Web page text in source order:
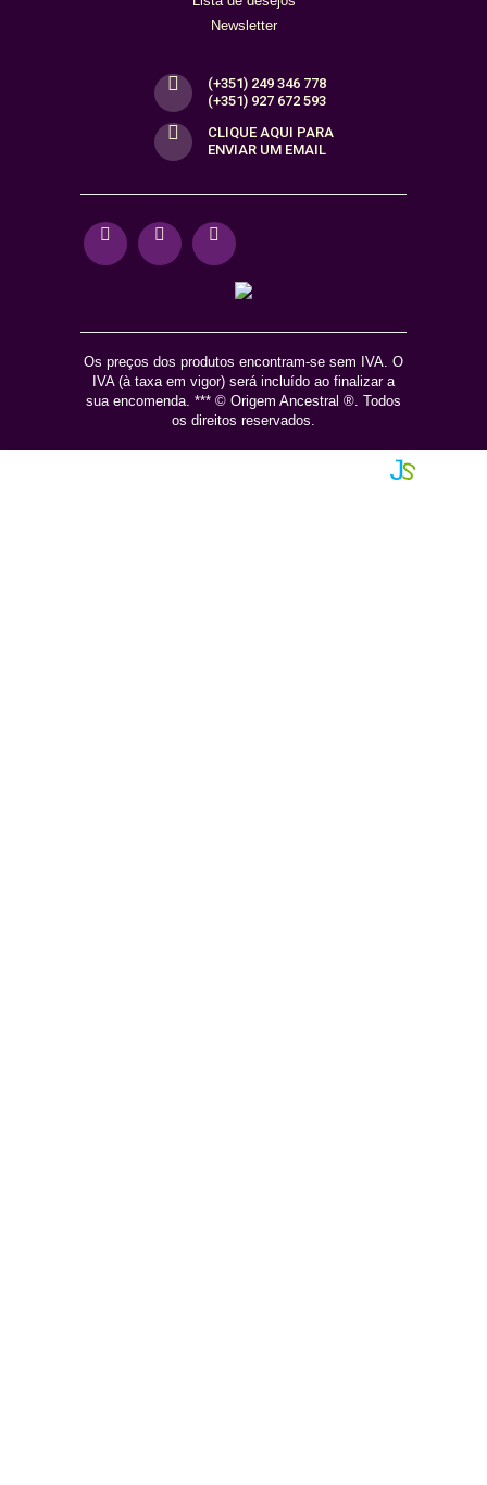
Newsletter
(+351) 249 346 778
(+351) 927 672 593
CLIQUE AQUI PARA
ENVIAR UM EMAIL
Os preços dos produtos encontram-se sem IVA. O
IVA (à taxa em vigor) será incluído ao finalizar a
sua encomenda. *** © Origem Ancestral ®. Todos
os direitos reservados.